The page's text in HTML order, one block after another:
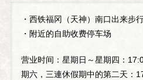
・西铁福冈（天神）南口出来步
・附近的自助收费停车场
营业时间：星期日～星期四：
期六，三連休假期中的第二天：